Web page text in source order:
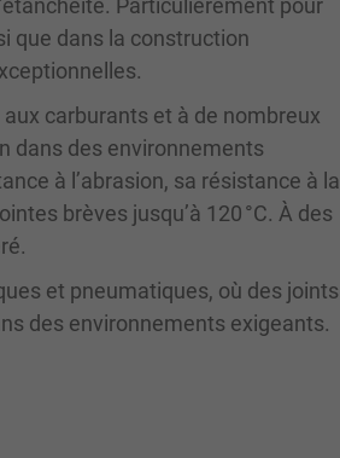
Particulièrement pour
que dans la construction
carburants et à de nombreux
dans des environnements
à l’abrasion, sa résistance à la
brèves jusqu’à 120 °C. À des
et pneumatiques, où des joints
des environnements exigeants.